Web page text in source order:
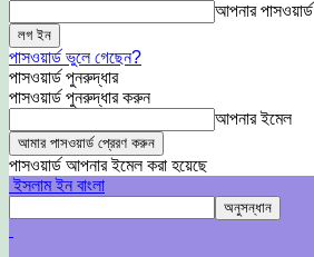
আপনার পাসওয়ার্ড
পাসওয়ার্ড ভুলে গেছেন?
পাসওয়ার্ড পুনরুদ্ধার
পাসওয়ার্ড পুনরুদ্ধার করুন
আপনার ইমেল
পাসওয়ার্ড আপনার ইমেল করা হয়েছে
ইসলাম ইন বাংলা